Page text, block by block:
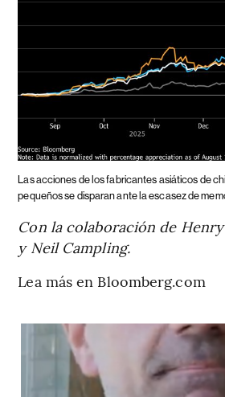
Las acciones de los fabricantes asiáticos de
pequeños se disparan ante la escasez de
Con la colaboración de Henry
y Neil Campling.
Lea más en Bloomberg.com